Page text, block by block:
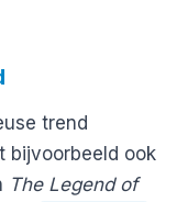
trend
bijvoorbeeld ook
The Legend of